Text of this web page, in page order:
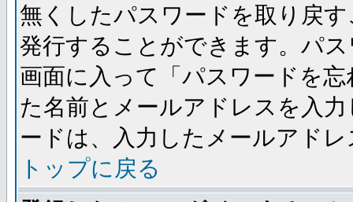
無くしたパスワードを取り戻
発行することができます。パ
画面に入って「パスワードを
た名前とメールアドレスを入
ードは、入力したメールアド
トップに戻る